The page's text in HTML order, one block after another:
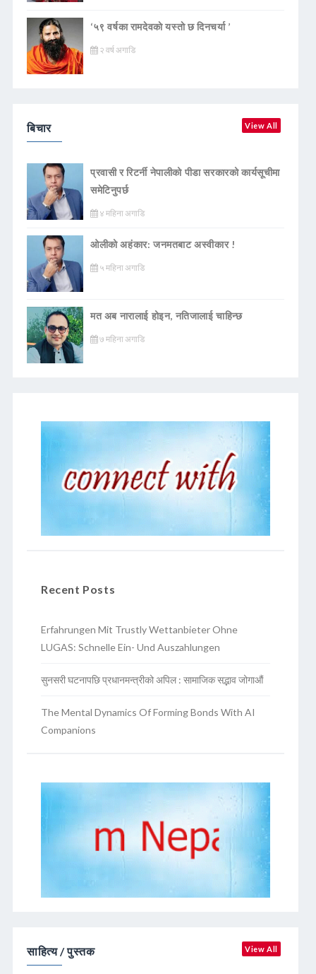
‘५९ वर्षका रामदेवकाे यस्ताे छ दिनचर्या ’
२ वर्ष अगाडि
बिचार View All
प्रवासी र रिटर्नी नेपालीको पीडा सरकारको कार्यसूचीमा
समेटिनुपर्छ
४ महिना अगाडि
ओलीको अहंकार: जनमतबाट अस्वीकार !
५ महिना अगाडि
मत अब नारालाई होइन, नतिजालाई चाहिन्छ
७ महिना अगाडि
Recent Posts
Erfahrungen Mit Trustly Wettanbieter Ohne
LUGAS: Schnelle Ein- Und Auszahlungen
सुनसरी घटनापछि प्रधानमन्त्रीको अपिल : सामाजिक सद्भाव जोगाऔं
The Mental Dynamics Of Forming Bonds With AI
Companions
साहित्य / पुस्तक View All